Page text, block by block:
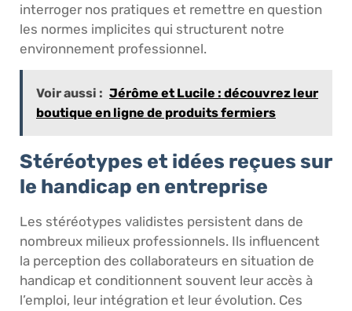
interroger nos pratiques et remettre en question
les normes implicites qui structurent notre
environnement professionnel.
Voir aussi : Jérôme et Lucile : découvrez leur
boutique en ligne de produits fermiers
Stéréotypes et idées reçues sur
le handicap en entreprise
Les stéréotypes validistes persistent dans de
nombreux milieux professionnels. Ils influencent
la perception des collaborateurs en situation de
handicap et conditionnent souvent leur accès à
l’emploi, leur intégration et leur évolution. Ces